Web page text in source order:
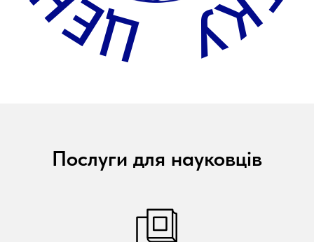
Послуги для науковців